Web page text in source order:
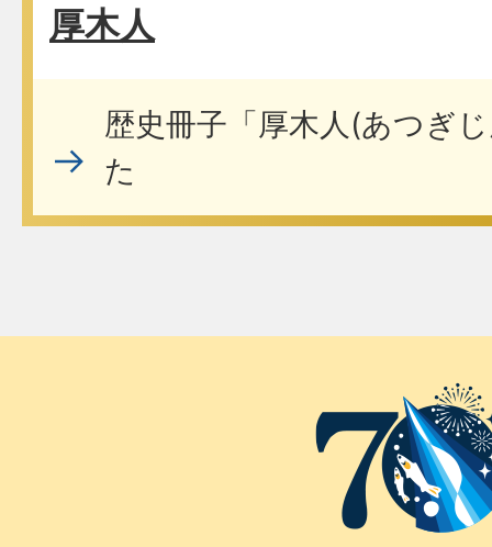
厚木人
歴史冊子「厚木人(あつぎ
た